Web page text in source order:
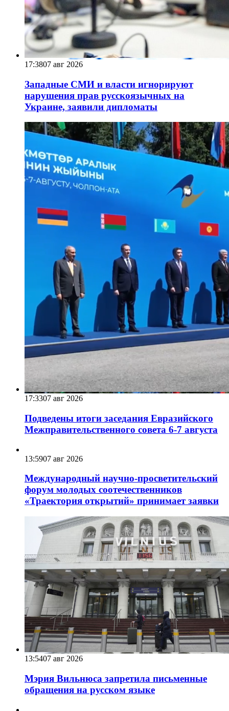
17:3807 авг 2026
Западные СМИ и власти игнорируют
нарушения прав русскоязычных на
Украине, заявили дипломаты
17:3307 авг 2026
Подведены итоги заседания Евразийского
Межправительственного совета 6-7 августа
13:5907 авг 2026
Международный научно-просветительский
форум молодых соотечественников
«Траектория открытий» принимает заявки
13:5407 авг 2026
Мэрия Вильнюса запретила письменные
обращения на русском языке